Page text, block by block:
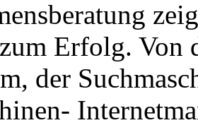
Erfolg. Von
der